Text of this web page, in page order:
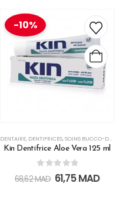
-10%
DENTAIRE, DENTIFRICES,SOINS BUCCO-DENTAIRES
Kin Dentifrice Aloe Vera 125 ml
out of 5
68,62MAD 61,75MAD